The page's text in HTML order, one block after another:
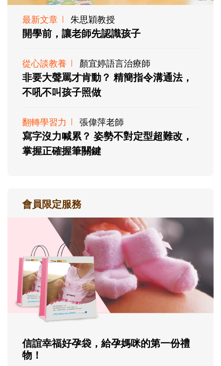
最新文章 朱思穎教授
開學前，讓老師先認識孩子
從心談教養 顏宜婷語言治療師
非要大聲罵才肯動？ 精簡指令溝通法，
不吼不叫孩子照做
翻轉學習力 張偉萍老師
寫字沒力喊累？ 姿勢不對定型超難改，
掌握正確握筆關鍵
會員限定服務
信誼幸福好孕袋，給孕媽咪的第一份禮
物！